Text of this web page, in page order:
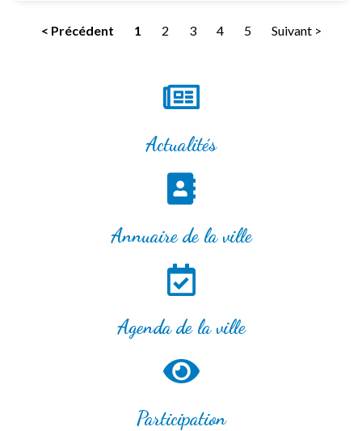
< Précédent 1 2 3 4 5 Suivant >
Actualités
Annuaire de la ville
Agenda de la ville
Participation